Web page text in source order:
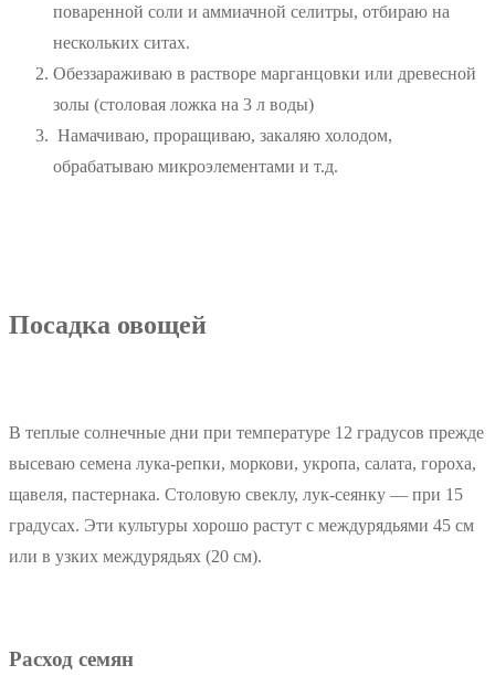
поваренной соли и аммиачной селитры, отбираю на
нескольких ситах.
Обеззараживаю в растворе марганцовки или древесной
золы (столовая ложка на 3 л воды)
Намачиваю, проращиваю, закаляю холодом,
обрабатываю микроэлементами и т.д.
Посадка овощей
В теплые солнечные дни при температуре 12 градусов прежде
высеваю семена лука-репки, моркови, укропа, салата, гороха,
щавеля, пастернака. Столовую свеклу, лук-сеянку — при 15
градусах. Эти культуры хорошо растут с междурядьями 45 см
или в узких междурядьях (20 см).
Расход семян